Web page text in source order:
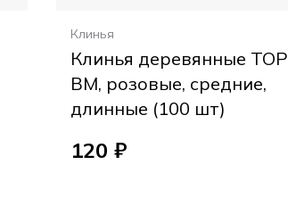
Клинья
Клинья деревянные ТОР
ВМ, розовые, средние,
длинные (100 шт)
120 ₽